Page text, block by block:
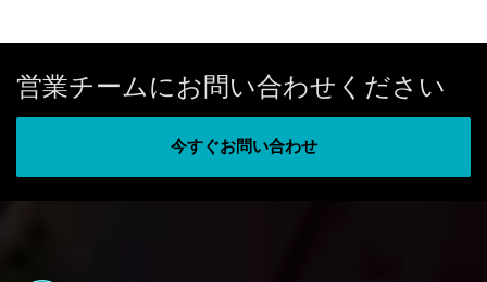
営業チームにお問い合わせください
今すぐお問い合わせ